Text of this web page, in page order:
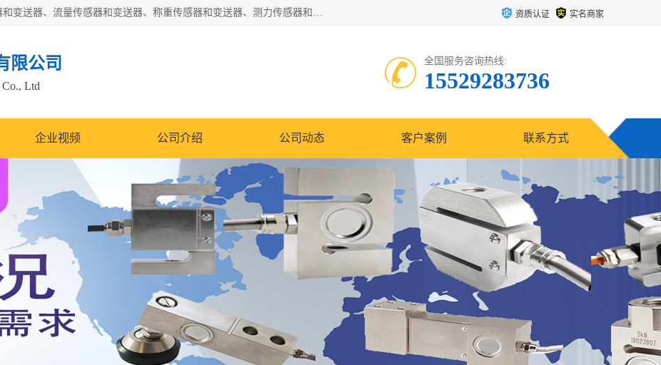
是集开发、生产和经营压力传感器和变送器、位移传感器和变送器、流量传感器和变送器、称重传感器和变送器、测力传感器和变送器、温湿度传感器和变送器、扭矩传感器、智能数显控制仪表等产品的化高新技术企业。 资质认证 实名商家
限公司
Co., Ltd
全国服务咨询热线:
15529283736
企业视频 公司介绍 公司动态 客户案例 联系方式